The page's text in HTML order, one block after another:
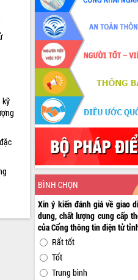
kỹ
BÌNH CHỌN
Xin ý kiến đánh giá về giao
dung, chất lượng cung cấp
của Cổng thông tin điện tử
Rất tốt
Tốt
Trung bình